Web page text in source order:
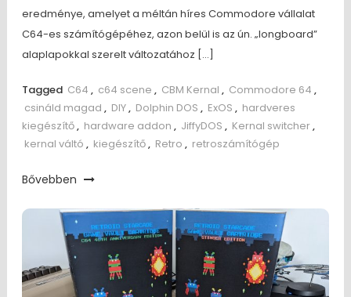
eredménye, amelyet a méltán híres Commodore vállalat
C64-es számítógépéhez, azon belül is az ún. „longboard”
alaplapokkal szerelt változatához […]
Tagged C64 , c64 scene , CBM Kernal , Commodore 64 ,
csináld magad , DIY, Dolphin DOS , ExOS , hardveres
kiegészítő, hardware addon , JiffyDOS , Kernal switcher,
kernal váltó , kiegészítő, Retro , retroszámítógép
Bővebben